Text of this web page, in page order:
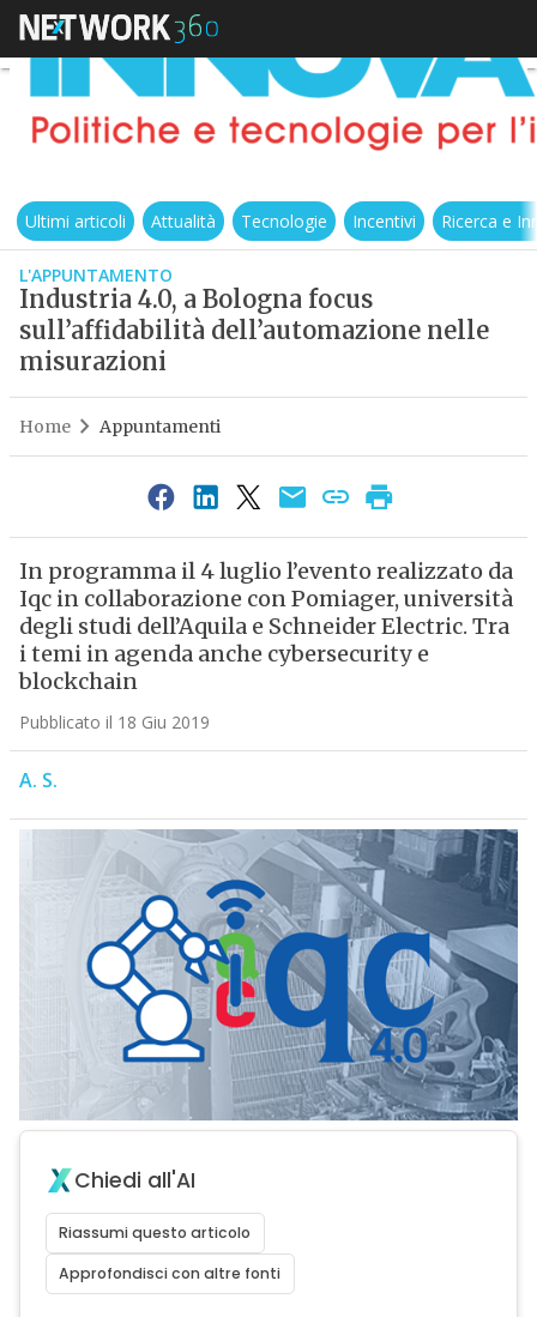
Ultimi articoli Attualità Tecnologie Incentivi Ricerca e
L'APPUNTAMENTO
Industria 4.0, a Bologna focus
sull’affidabilità dell’automazione nelle
misurazioni
Home Appuntamenti
In programma il 4 luglio l’evento realizzato da
Iqc in collaborazione con Pomiager, università
degli studi dell’Aquila e Schneider Electric. Tra
i temi in agenda anche cybersecurity e
blockchain
Pubblicato il 18 Giu 2019
A. S.
Chiedi all'AI
Riassumi questo articolo
Approfondisci con altre fonti